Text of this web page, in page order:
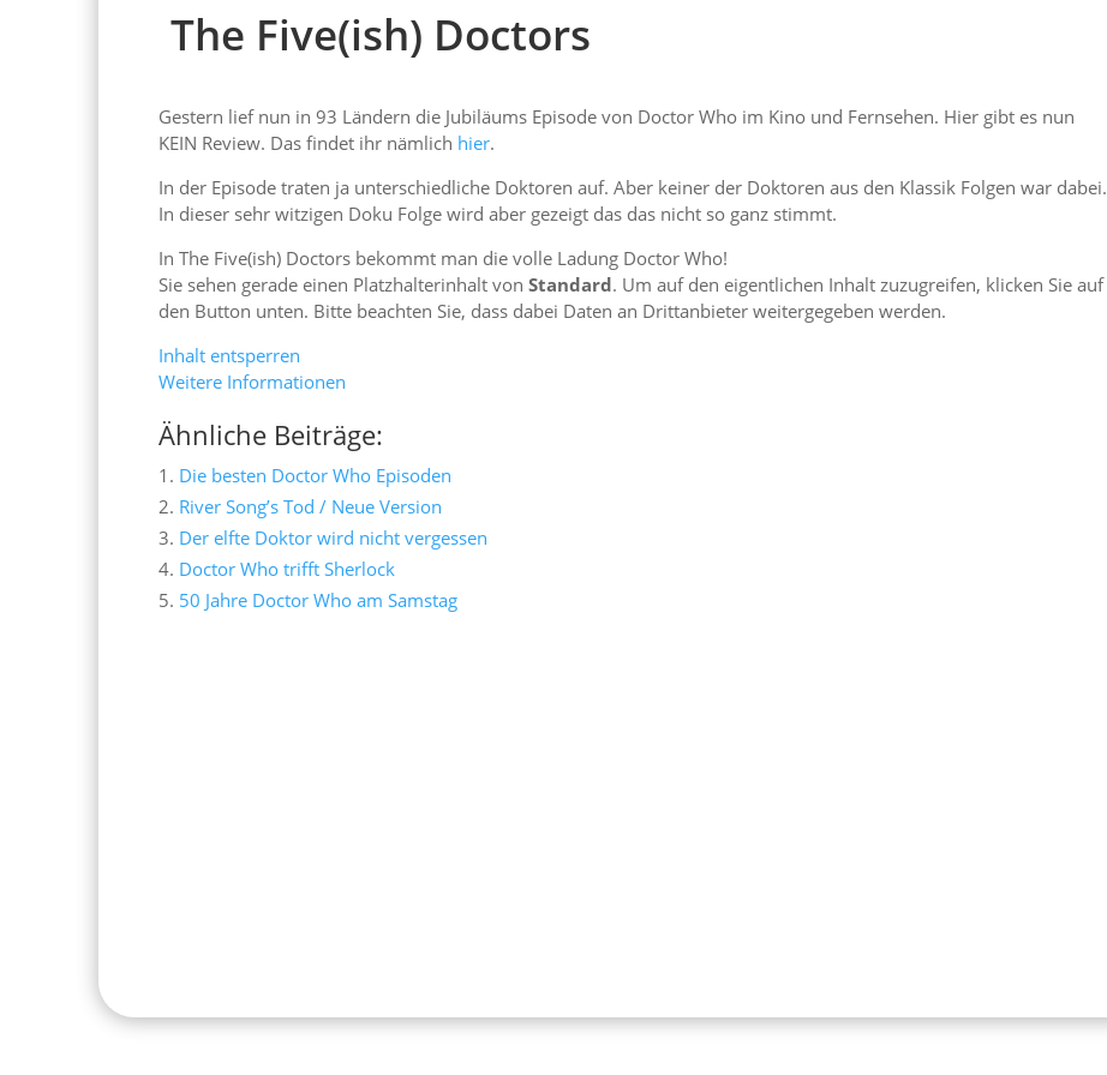
The Five(ish) Doctors
Gestern lief nun in 93 Ländern die Jubiläums Episode von Doctor Who im Kino und Fernsehen. Hier gibt es nun
KEIN Review. Das findet ihr nämlich hier.
In der Episode traten ja unterschiedliche Doktoren auf. Aber keiner der Doktoren aus den Klassik Folgen war dabei.
In dieser sehr witzigen Doku Folge wird aber gezeigt das das nicht so ganz stimmt.
In The Five(ish) Doctors bekommt man die volle Ladung Doctor Who!
Sie sehen gerade einen Platzhalterinhalt von Standard. Um auf den eigentlichen Inhalt zuzugreifen, klicken Sie auf
den Button unten. Bitte beachten Sie, dass dabei Daten an Drittanbieter weitergegeben werden.
Inhalt entsperren
Weitere Informationen
Ähnliche Beiträge:
Die besten Doctor Who Episoden
River Song’s Tod / Neue Version
Der elfte Doktor wird nicht vergessen
Doctor Who trifft Sherlock
50 Jahre Doctor Who am Samstag